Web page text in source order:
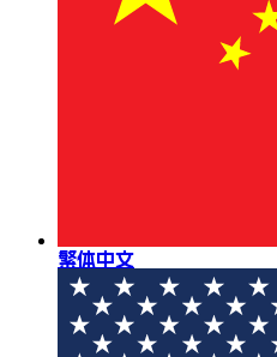
繁体中文